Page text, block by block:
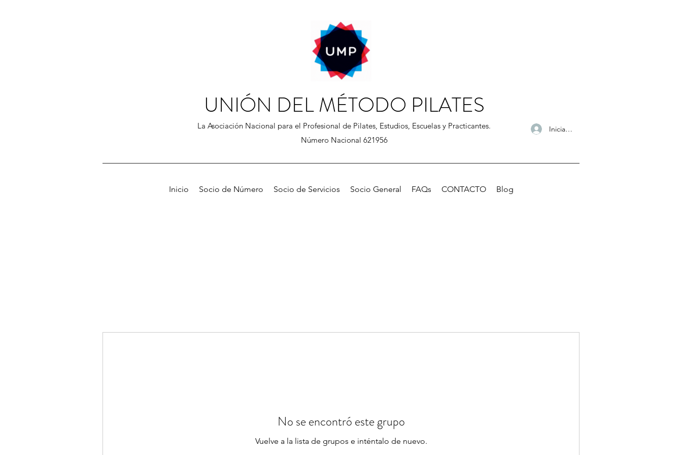
UNIÓN DEL MÉTODO PILATES
La Asociación Nacional para el Profesional de Pilates, Estudios, Escuelas y Practicantes.
Número Nacional 621956
Iniciar sesión
Inicio Socio de Número Socio de Servicios Socio General FAQs CONTACTO Blog
No se encontró este grupo
Vuelve a la lista de grupos e inténtalo de nuevo.